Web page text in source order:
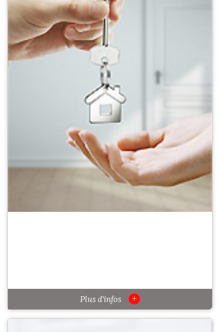
Plus d'infos +